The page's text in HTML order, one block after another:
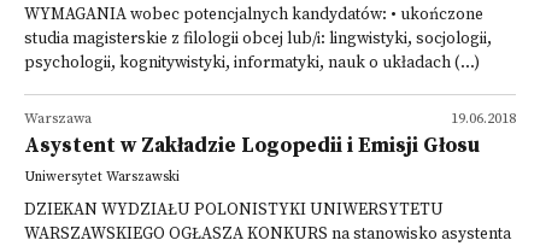
WYMAGANIA wobec potencjalnych kandydatów: • ukończone
studia magisterskie z filologii obcej lub/i: lingwistyki, socjologii,
psychologii, kognitywistyki, informatyki, nauk o układach (...)
19.06.2018
Warszawa
Asystent w Zakładzie Logopedii i Emisji Głosu
Uniwersytet Warszawski
DZIEKAN WYDZIAŁU POLONISTYKI UNIWERSYTETU
WARSZAWSKIEGO OGŁASZA KONKURS na stanowisko asystenta